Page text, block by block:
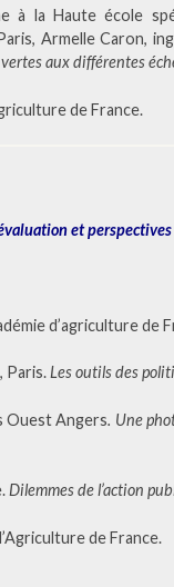
à la Haute école
Armelle Caron,
aux différentes
de France.
et perspectives
d’agriculture de
Paris. Les outils des
Ouest Angers. Une
Dilemmes de l’action
de France.